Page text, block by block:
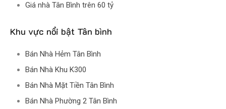
Giá nhà Tân Bình trên 60 tỷ
Khu vực nổi bật Tân bình
Bán Nhà Hẻm Tân Bình
Bán Nhà Khu K300
Bán Nhà Mặt Tiền Tân Bình
Bán Nhà Phường 2 Tân Bình